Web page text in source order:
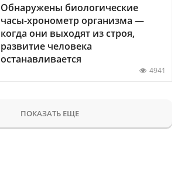
Обнаружены биологические
часы-хронометр организма —
когда они выходят из строя,
развитие человека
останавливается
4941
ПОКАЗАТЬ ЕЩЕ